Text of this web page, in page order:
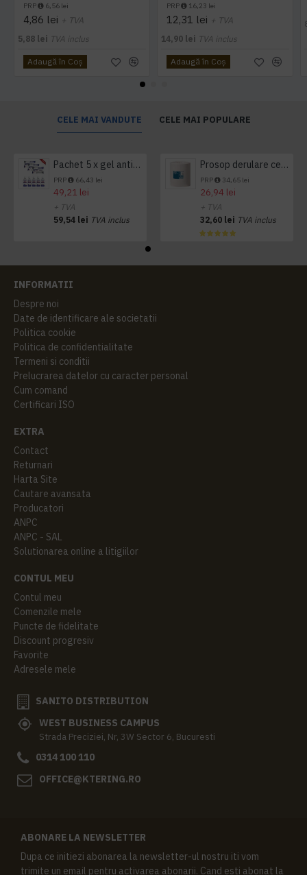
PRP 6,56 lei
4,86 lei + TVA
5,88 lei TVA inclus
Adaugă în Coş
PRP 16,23 lei
12,31 lei + TVA
14,90 lei TVA inclus
Adaugă în Coş
CELE MAI VANDUTE CELE MAI POPULARE
Pachet 5 x gel antibacterian 50ml si 3 x Servetele antibacteriene 48 buc Hygienium
PRP 66,43 lei
49,21 lei
+ TVA
59,54 lei TVA inclus
Prosop derulare centrala 1 pliu, 300 m Tork
PRP 34,65 lei
26,94 lei
+ TVA
32,60 lei TVA inclus
INFORMATII
Despre noi
Date de identificare ale societatii
Politica cookie
Politica de confidentialitate
Termeni si conditii
Prelucrarea datelor cu caracter personal
Cum comand
Certificari ISO
EXTRA
Contact
Returnari
Harta Site
Cautare avansata
Producatori
ANPC
ANPC - SAL
Solutionarea online a litigiilor
CONTUL MEU
Contul meu
Comenzile mele
Puncte de fidelitate
Discount progresiv
Favorite
Adresele mele
SANITO DISTRIBUTION
WEST BUSINESS CAMPUS
Strada Preciziei, Nr, 3W Sector 6, Bucuresti
0314 100 110
OFFICE@KTERING.RO
ABONARE LA NEWSLETTER
Dupa ce initiezi abonarea la newsletter-ul nostru iti vom
trimite un email pentru activarea abonarii. Cand esti abonat la